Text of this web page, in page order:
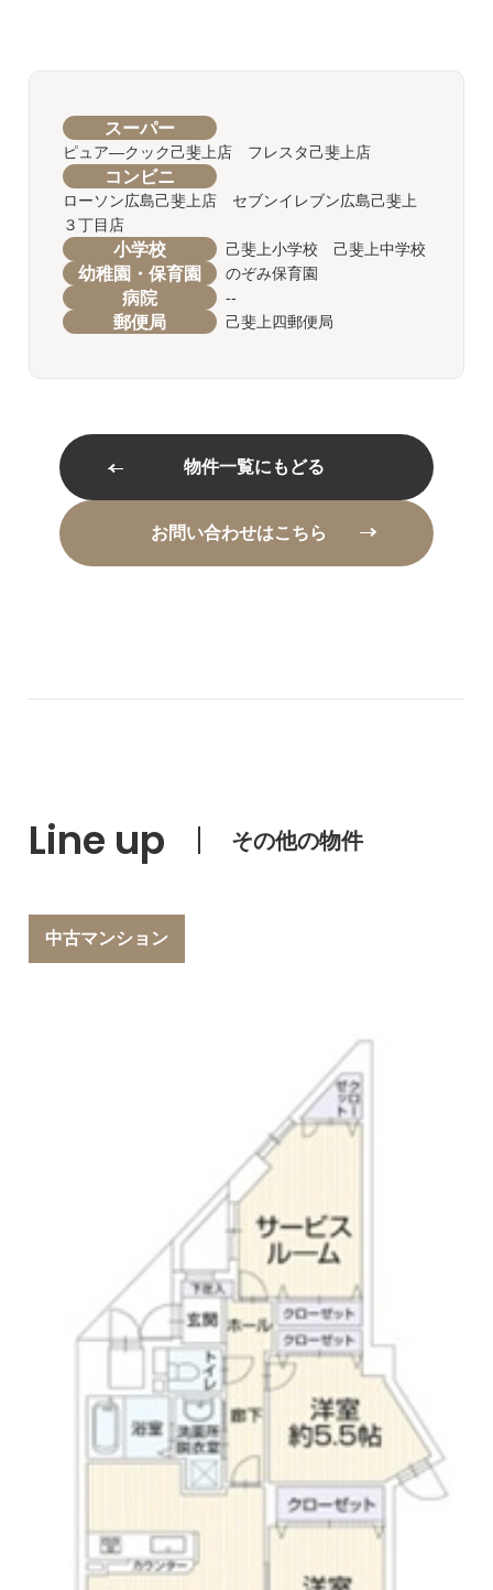
スーパー
ピュア―クック己斐上店 フレスタ己斐上店
コンビニ
ローソン広島己斐上店 セブンイレブン広島己斐上
３丁目店
小学校 己斐上小学校 己斐上中学校
幼稚園・保育園 のぞみ保育園
病院 --
郵便局 己斐上四郵便局
物件一覧にもどる
お問い合わせはこちら
Line up その他の物件
中古マンション